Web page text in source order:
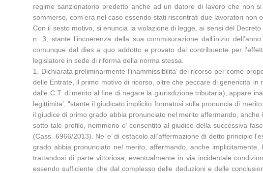
regime sanzionatorio predetto anche ad un datore di lavoro che non
sommerso, com’era nel caso essendo stati riscontrati due lavoratori
Con il sesto motivo, si enuncia la violazione di legge, ai sensi del
n. 3, stante l’incoerenza della sua commisurazione dall’inizio
comunque dal dies a quo addotto e provato dal contribuente per
legislatore in sede di riforma della norma stessa.
1. Dichiarata preliminarmente l’inammissibilita’ del ricorso per come
delle Entrate, il primo motivo di ricorso, oltre che peccare di genericita’
dalle C.T. di merito al fine di negare la giurisdizione tributaria), appare
legittimita’, “stante il giudicato implicito formatosi sulla pronuncia di
il giudice di primo grado abbia pronunciato nel merito affermando,
sotto tale profilo, nemmeno e’ consentito al giudice della successiva
(Cass. 6966/2013). Ne’ e’ di ostacolo all’affermazione di detto
grado abbia pronunciato nel merito, affermando, anche
trattandosi di parte vittoriosa, eventualmente in via incidentale
essendo sufficiente che dal complesso delle deduzioni e delle